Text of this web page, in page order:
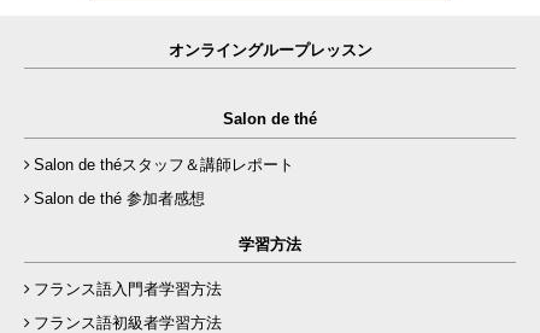
オンライングループレッスン
Salon de thé
Salon de théスタッフ＆講師レポート
Salon de thé 参加者感想
学習方法
フランス語入門者学習方法
フランス語初級者学習方法